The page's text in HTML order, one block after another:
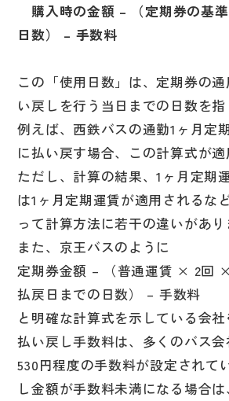
購入時の金額 – （定期券の基
日数） – 手数料
この「使用日数」は、定期券の
い戻しを行う当日までの日数を指
例えば、西鉄バスの通勤1ヶ月定
に払い戻す場合、この計算式が適
ただし、計算の結果、1ヶ月定期
は1ヶ月定期運賃が適用されるな
って計算方法に若干の違いがあり
また、京王バスのように
定期券金額 – （普通運賃 × 2回
払戻日までの日数） – 手数料
と明確な計算式を示している会社
払い戻し手数料は、多くのバス会
530円程度の手数料が設定されて
し金額が手数料未満になる場合